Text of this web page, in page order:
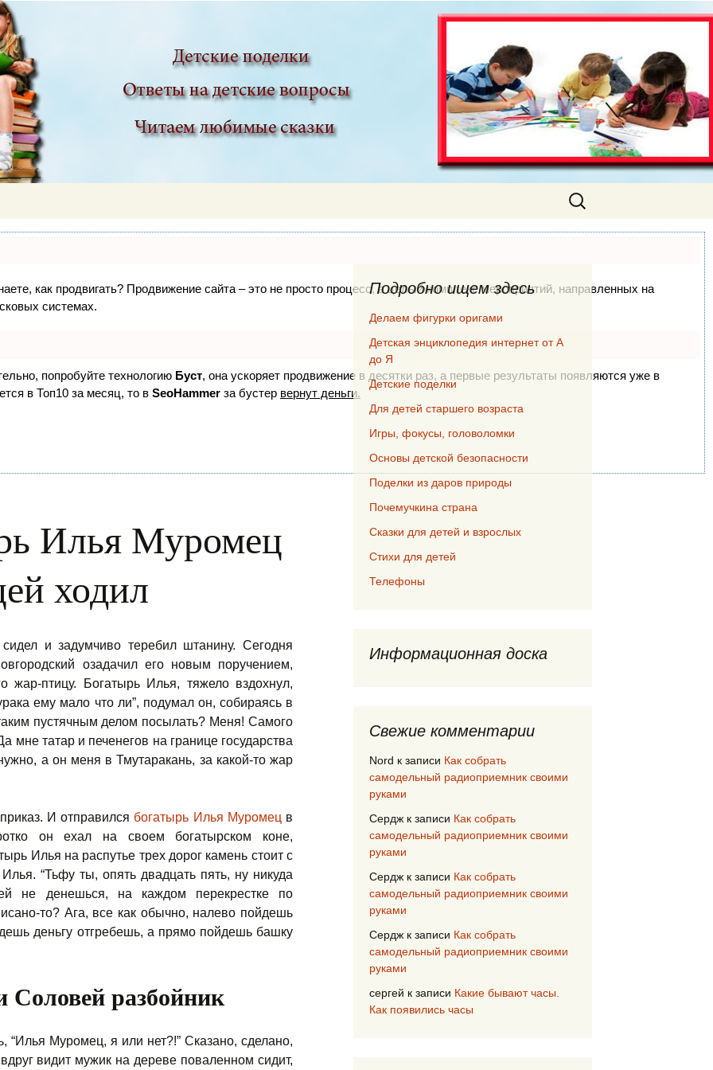
Найти:
как продвигать? Продвижение сайта – это не просто процесс, а целый комплекс мероприятий, направленных на
системах.
попробуйте технологию Буст, она ускоряет продвижение в десятки раз, а первые результаты появляются уже в
в Топ10 за месяц, то в SeoHammer за бустер вернут деньги.
Илья Муромец
ходил
и задумчиво теребил штанину. Сегодня
озадачил его новым поручением,
жар-птицу. Богатырь Илья, тяжело вздохнул,
ему мало что ли”, подумал он, собираясь в
пустячным делом посылать? Меня! Самого
мне татар и печенегов на границе государства
а он меня в Тмутаракань, за какой-то жар
И отправился богатырь Илья Муромец в
он ехал на своем богатырском коне,
Илья на распутье трех дорог камень стоит с
“Тьфу ты, опять двадцать пять, ну никуда
не денешься, на каждом перекрестке по
то? Ага, все как обычно, налево пойдешь
деньгу отгребешь, а прямо пойдешь башку
Соловей разбойник
“Илья Муромец, я или нет?!” Сказано, сделано,
видит мужик на дереве поваленном сидит,
Подробно ищем здесь
Делаем фигурки оригами
Детская энциклопедия интернет от А
до Я
Детские поделки
Для детей старшего возраста
Игры, фокусы, головоломки
Основы детской безопасности
Поделки из даров природы
Почемучкина страна
Сказки для детей и взрослых
Стихи для детей
Телефоны
Информационная доска
Свежие комментарии
Nord к записи Как собрать
самодельный радиоприемник своими
руками
Сердж к записи Как собрать
самодельный радиоприемник своими
руками
Сердж к записи Как собрать
самодельный радиоприемник своими
руками
Сердж к записи Как собрать
самодельный радиоприемник своими
руками
сергей к записи Какие бывают часы.
Как появились часы